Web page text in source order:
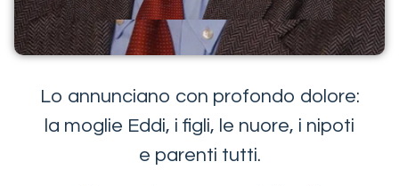
Lo annunciano con profondo dolore:
la moglie Eddi, i figli, le nuore, i nipoti
e parenti tutti.